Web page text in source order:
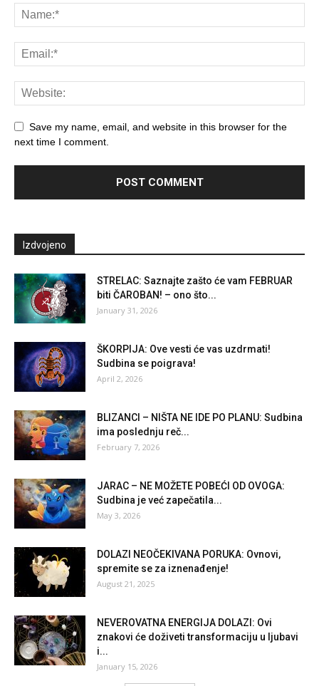
Save my name, email, and website in this browser for the
next time I comment.
Izdvojeno
STRELAC: Saznajte zašto će vam FEBRUAR
biti ČAROBAN! – ono što...
January 31, 2026
ŠKORPIJA: Ove vesti će vas uzdrmati!
Sudbina se poigrava!
April 2, 2026
BLIZANCI – NIŠTA NE IDE PO PLANU: Sudbina
ima poslednju reč...
February 7, 2026
JARAC – NE MOŽETE POBEĆI OD OVOGA:
Sudbina je već zapečatila...
May 3, 2026
DOLAZI NEOČEKIVANA PORUKA: Ovnovi,
spremite se za iznenađenje!
August 21, 2025
NEVEROVATNA ENERGIJA DOLAZI: Ovi
znakovi će doživeti transformaciju u ljubavi
i...
January 15, 2026